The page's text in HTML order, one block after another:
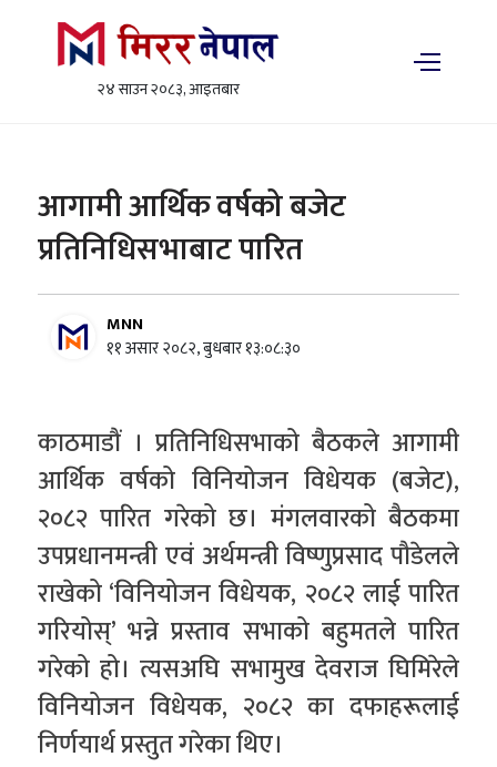
२४ साउन २०८३, आइतबार
आगामी आर्थिक वर्षको बजेट
प्रतिनिधिसभाबाट पारित
MNN
११ असार २०८२, बुधबार १३:०८:३०
काठमाडौं । प्रतिनिधिसभाको बैठकले आगामी
आर्थिक वर्षको विनियोजन विधेयक (बजेट),
२०८२ पारित गरेको छ। मंगलवारको बैठकमा
उपप्रधानमन्त्री एवं अर्थमन्त्री विष्णुप्रसाद पौडेलले
राखेको ‘विनियोजन विधेयक, २०८२ लाई पारित
गरियोस्’ भन्ने प्रस्ताव सभाको बहुमतले पारित
गरेको हो। त्यसअघि सभामुख देवराज घिमिरेले
विनियोजन विधेयक, २०८२ का दफाहरूलाई
निर्णयार्थ प्रस्तुत गरेका थिए।